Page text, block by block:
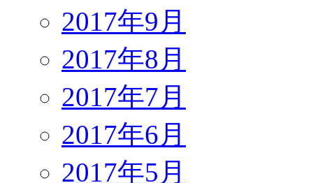
2017年9月
2017年8月
2017年7月
2017年6月
2017年5月